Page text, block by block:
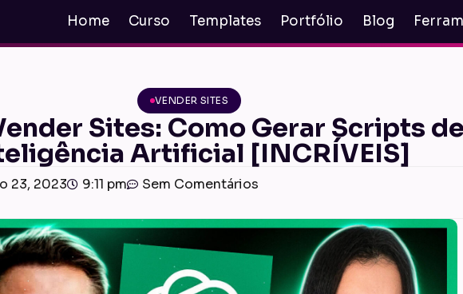
Home Curso Templates Portfólio Blog
VENDER SITES
Sites: Como Gerar Scripts
Artificial [INCRÍVEIS]
23, 2023 9:11 pm Sem Comentários